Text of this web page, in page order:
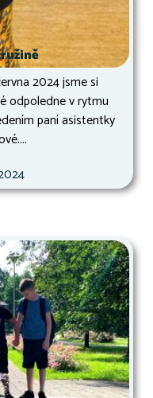
2024 jsme si
odpoledne v rytmu
paní asistentky